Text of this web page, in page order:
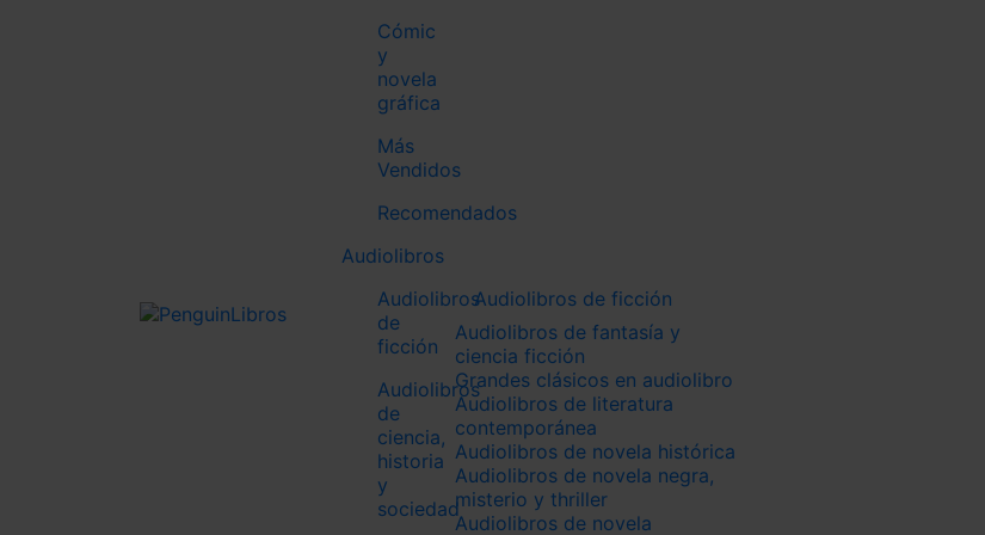
Cómic
y
novela
gráfica
Más
Vendidos
Recomendados
Tiempo libre (juvenil)
Thriller juvenil
Audiolibros
Audiolibros
de
ficción
Audiolibros
de
ciencia,
historia
y
sociedad
Audiolibros de ficción
Audiolibros de fantasía y
ciencia ficción
Grandes clásicos en audiolibro
Audiolibros de literatura
contemporánea
Audiolibros de novela histórica
Audiolibros de novela negra,
misterio y thriller
Audiolibros de novela